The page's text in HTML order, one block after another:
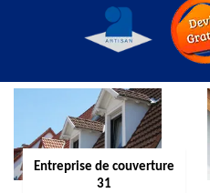
Entreprise de couverture
31